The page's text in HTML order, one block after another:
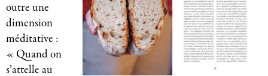
outre une
dimension
méditative :
« Quand on
s’attelle au